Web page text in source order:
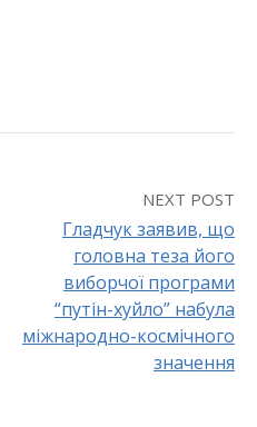
NEXT POST
Гладчук заявив, що
головна теза його
виборчої програми
“путін-хуйло” набула
міжнародно-космічного
значення